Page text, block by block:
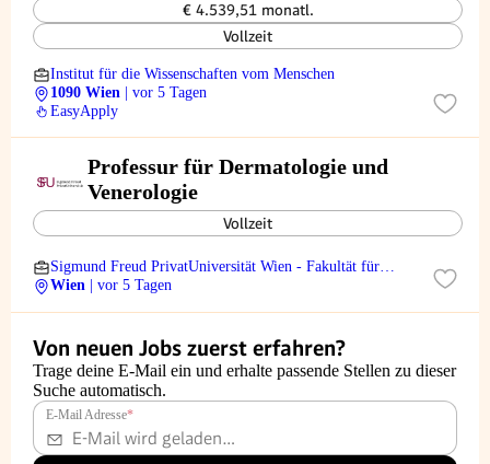
€ 4.539,51 monatl.
Vollzeit
Institut für die Wissenschaften vom Menschen
1090 Wien
| vor 5 Tagen
EasyApply
Professur für Dermatologie und
Venerologie
Vollzeit
Sigmund Freud PrivatUniversität Wien - Fakultät für
Medizin
Wien | vor 5 Tagen
Von neuen Jobs zuerst erfahren?
Trage deine E-Mail ein und erhalte passende Stellen zu dieser
Suche automatisch.
E-Mail Adresse*